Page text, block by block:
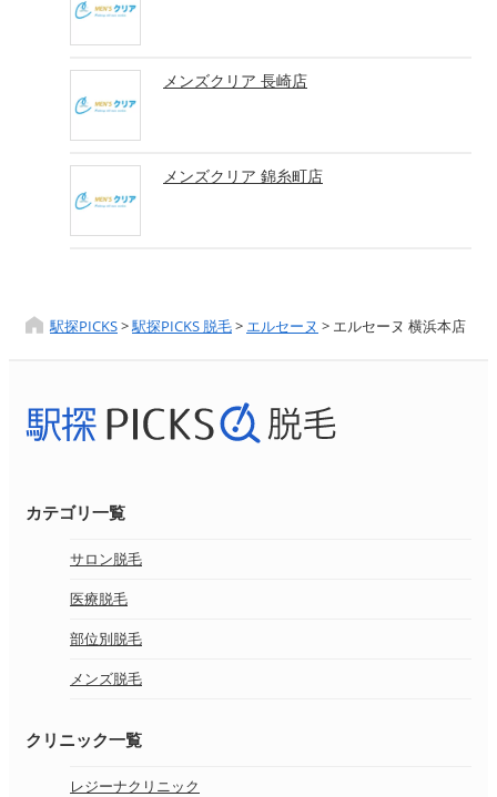
メンズクリア 長崎店
メンズクリア 錦糸町店
駅探PICKS>駅探PICKS 脱毛> エルセーヌ > エルセーヌ 横浜本店
カテゴリ一覧
サロン脱毛
医療脱毛
部位別脱毛
メンズ脱毛
クリニック一覧
レジーナクリニック